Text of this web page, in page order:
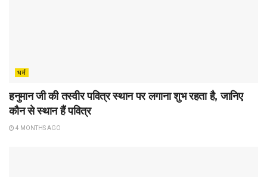
धर्म
हनुमान जी की तस्वीर पवित्र स्थान पर लगाना शुभ रहता है, जानिए
कौन से स्थान हैं पवित्र
4 MONTHS AGO